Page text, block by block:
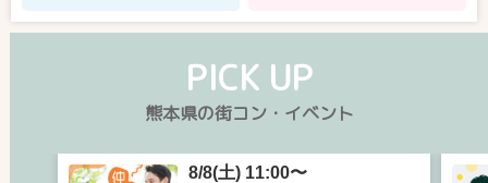
PICK UP
熊本県の街コン・イベント
8/8(土) 11:00〜